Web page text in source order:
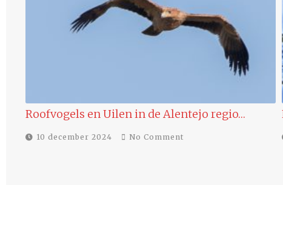
Eenden in de winter Alentejo Portugal
9 december 2024 No Comment